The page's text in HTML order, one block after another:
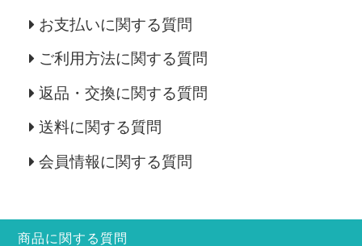
お支払いに関する質問
ご利用方法に関する質問
返品・交換に関する質問
送料に関する質問
会員情報に関する質問
商品に関する質問